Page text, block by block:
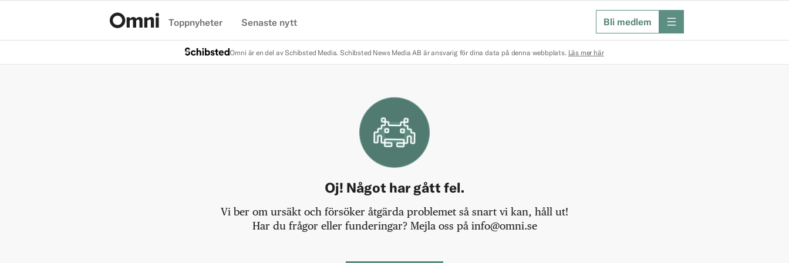
Toppnyheter Senaste nytt Bli medlem meny
Omni är en del av Schibsted Media. Schibsted News Media AB är ansvarig för dina data på denna webbplats. Läs mer här
Oj! Något har gått fel.
Vi ber om ursäkt och försöker åtgärda problemet så snart vi kan, håll ut!
Har du frågor eller funderingar? Mejla oss på info@omni.se